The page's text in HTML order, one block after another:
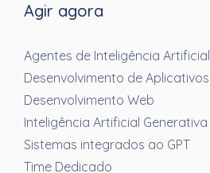
Agir agora
Agentes de Inteligência Artificial
Desenvolvimento de Aplicativos
Desenvolvimento Web
Inteligência Artificial Generativa
Sistemas integrados ao GPT
Time Dedicado